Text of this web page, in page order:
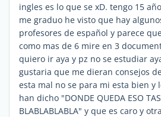
ingles es lo que se xD. tengo 15
me graduo he visto que hay
profesores de español y parece
como mas de 6 mire en 3
quiero ir aya y pz no se estudiar
gustaria que me dieran consejos
esta mal no se para mi esta bien y
han dicho "DONDE QUEDA ESO
BLABLABLABLA" y que es caro y